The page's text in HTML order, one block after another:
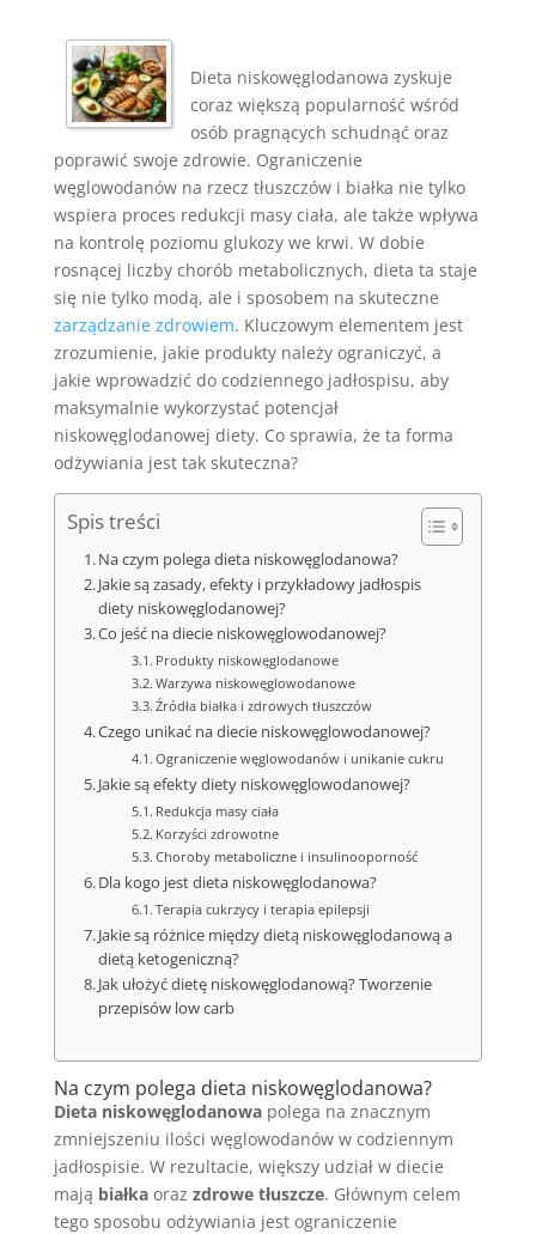
Dieta niskowęglodanowa zyskuje
coraz większą popularność wśród
osób pragnących schudnąć oraz
poprawić swoje zdrowie. Ograniczenie
węglowodanów na rzecz tłuszczów i białka nie tylko
wspiera proces redukcji masy ciała, ale także wpływa
na kontrolę poziomu glukozy we krwi. W dobie
rosnącej liczby chorób metabolicznych, dieta ta staje
się nie tylko modą, ale i sposobem na skuteczne
zarządzanie zdrowiem. Kluczowym elementem jest
zrozumienie, jakie produkty należy ograniczyć, a
jakie wprowadzić do codziennego jadłospisu, aby
maksymalnie wykorzystać potencjał
niskowęglodanowej diety. Co sprawia, że ta forma
odżywiania jest tak skuteczna?
Spis treści
Na czym polega dieta niskowęglodanowa?
Jakie są zasady, efekty i przykładowy jadłospis
diety niskowęglodanowej?
Co jeść na diecie niskowęglowodanowej?
Produkty niskowęglodanowe
Warzywa niskowęglowodanowe
Źródła białka i zdrowych tłuszczów
Czego unikać na diecie niskowęglowodanowej?
Ograniczenie węglowodanów i unikanie cukru
Jakie są efekty diety niskowęglowodanowej?
Redukcja masy ciała
Korzyści zdrowotne
Choroby metaboliczne i insulinooporność
Dla kogo jest dieta niskowęglodanowa?
Terapia cukrzycy i terapia epilepsji
Jakie są różnice między dietą niskowęglodanową a
dietą ketogeniczną?
Jak ułożyć dietę niskowęglodanową? Tworzenie
przepisów low carb
Na czym polega dieta niskowęglodanowa?
Dieta niskowęglodanowapolega na znacznym
zmniejszeniu ilości węglowodanów w codziennym
jadłospisie. W rezultacie, większy udział w diecie
mają białkaoraz zdrowe tłuszcze. Głównym celem
tego sposobu odżywiania jest ograniczenie